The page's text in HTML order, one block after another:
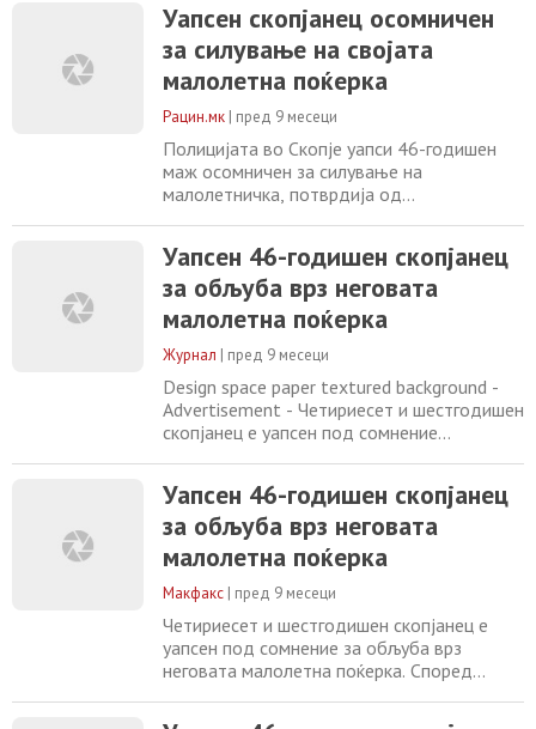
подолг временски период ја
злоупотребувал својата положба и го
наведувал на обљуба и други полови
дејствија девојчето родено 2009 година
кое му било доверено на чување и
воспитување
Уапсен скопјанец осомничен
за силување на својата
малолетна поќерка
Рацин.мк | пред 9 месеци
Полицијата во Скопје уапси 46-годишен
маж осомничен за силување на
малолетничка, потврдија од
вечерта. Според официјалното
соопштение, на 3 ноември 2025 година, во
22:10 часот, полициски службеници од
СВР Скопје го лишиле од слобода 46-
годишниот скопјанец, по пријава дека
извршил
Уапсен 46-годишен скопјанец
за обљуба врз неговата
малолетна поќерка
Журнал | пред 9 месеци
Design space paper textured background -
Advertisement - Четириесет и шестгодишен
скопјанец е уапсен под сомнение
вчера во 22:10 часот, полициски
службеници од СВР Скопје лишија од
слобода 46-годишник од Скопје,
постапувајќи по претходна пријава дека
извршил обљуба врз неговата малолетна
Уапсен 46-годишен скопјанец
за обљуба врз неговата
малолетна поќерка
Макфакс | пред 9 месеци
Четириесет и шестгодишен скопјанец е
уапсен под сомнение за обљуба врз
неговата малолетна поќерка. Според